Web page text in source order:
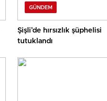
GÜNDEM
Şişli’de hırsızlık şüphelisi
tutuklandı